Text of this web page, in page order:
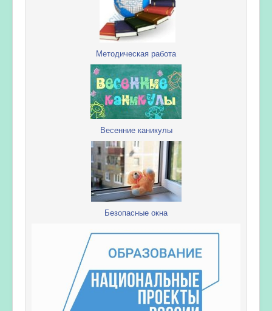
Методическая работа
Весенние каникулы
Безопасные окна